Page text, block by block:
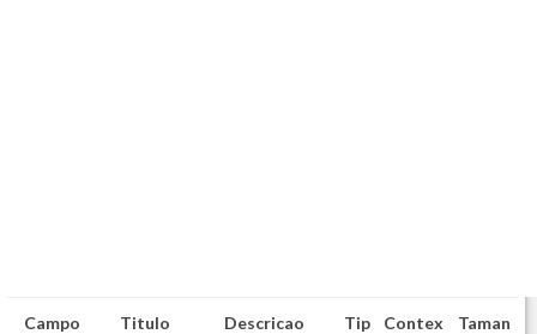
Campo Titulo Descricao
Tip
Contex
Taman